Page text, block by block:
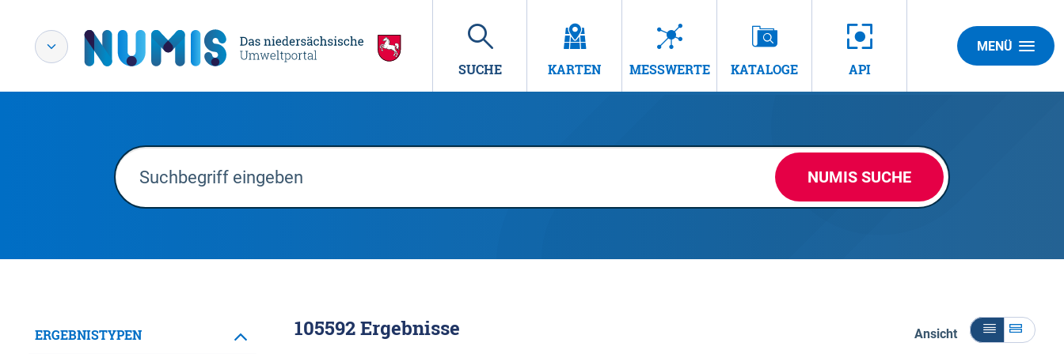
SUCHE KARTEN MESSWERTE KATALOGE API
MENÜ
NUMIS SUCHE
ERGEBNISTYPEN 105592Ergebnisse Ansicht